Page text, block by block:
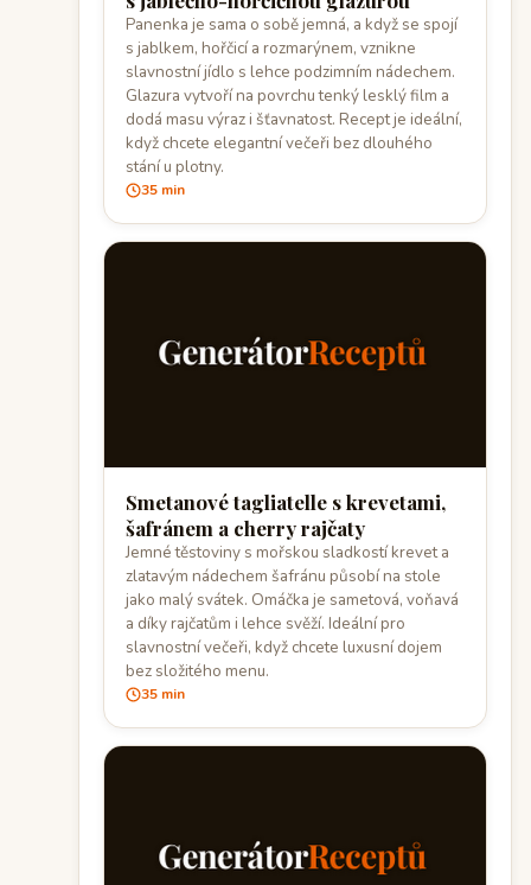
Panenka je sama o sobě jemná, a když se spojí
s jablkem, hořčicí a rozmarýnem, vznikne
slavnostní jídlo s lehce podzimním nádechem.
Glazura vytvoří na povrchu tenký lesklý film a
dodá masu výraz i šťavnatost. Recept je ideální,
když chcete elegantní večeři bez dlouhého
stání u plotny.
35 min
Smetanové tagliatelle s krevetami,
šafránem a cherry rajčaty
Jemné těstoviny s mořskou sladkostí krevet a
zlatavým nádechem šafránu působí na stole
jako malý svátek. Omáčka je sametová, voňavá
a díky rajčatům i lehce svěží. Ideální pro
slavnostní večeři, když chcete luxusní dojem
bez složitého menu.
35 min